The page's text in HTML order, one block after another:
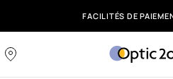
FACILITÉS DE